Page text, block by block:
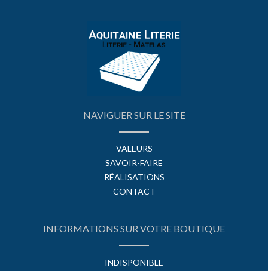
NAVIGUER SUR LE SITE
VALEURS
SAVOIR-FAIRE
RÉALISATIONS
CONTACT
INFORMATIONS SUR VOTRE BOUTIQUE
INDISPONIBLE